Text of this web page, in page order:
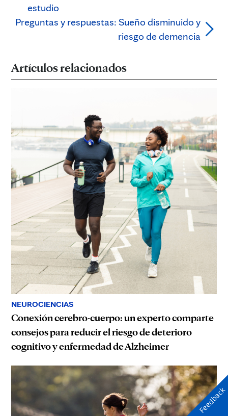
estudio
Preguntas y respuestas: Sueño disminuido y
riesgo de demencia
Artículos relacionados
NEUROCIENCIAS
Conexión cerebro-cuerpo: un experto comparte
consejos para reducir el riesgo de deterioro
cognitivo y enfermedad de Alzheimer
Feedback